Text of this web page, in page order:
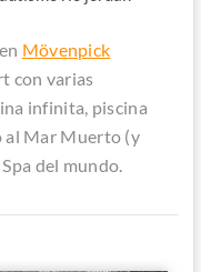
Mövenpick
con varias
infinita, piscina
al Mar Muerto (y
del mundo.